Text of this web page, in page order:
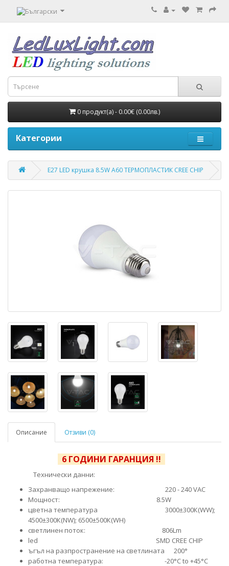
0 продукт(а) - 0.00€ (0.00лв.)
Категории
E27 LED крушка 8.5W A60 ТЕРМОПЛАСТИК CREE CHIP
Описание Отзиви (0)
6 ГОДИНИ ГАРАНЦИЯ !!
Технически данни:
Захранващо напрежение: 220 - 240 VAC
Moщност: 8.5W
цветна температура 3000±300К(WW);
4500±300К(NW); 6500±500К(WH)
светлинен поток: 806Lm
led SMD CREE CHIP
ъгъл на разпространение на светлината 200°
работна температура: -20°C to +45°C